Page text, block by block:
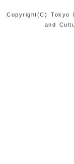
Copyright(C) Tokyo
and